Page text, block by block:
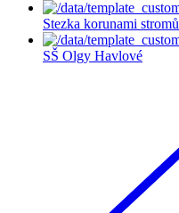
Stezka korunami stromů
SŠ Olgy Havlové